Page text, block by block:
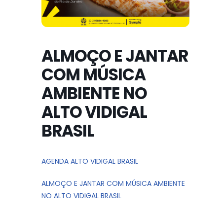
ALMOÇO E JANTAR
COM MÚSICA
AMBIENTE NO
ALTO VIDIGAL
BRASIL
AGENDA ALTO VIDIGAL BRASIL
ALMOÇO E JANTAR COM MÚSICA AMBIENTE
NO ALTO VIDIGAL BRASIL